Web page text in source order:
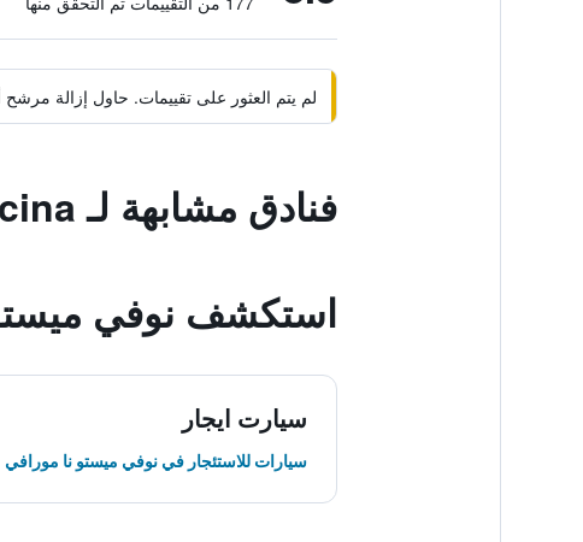
لم يتم العثور على تقييمات. حاول إزالة
فنادق مشابهة لـ Hotel Pavla Vysocina
استكشف نوفي
سيارت ايجار
سيارات للاستئجار في نوفي ميستو نا مورافي